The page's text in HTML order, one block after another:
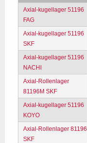
Axial-kugellager 51196
FAG
Axial-kugellager 51196
SKF
Axial-kugellager 51196
NACHI
Axial-Rollenlager
81196M SKF
Axial-kugellager 51196
KOYO
Axial-Rollenlager 81196
SKF